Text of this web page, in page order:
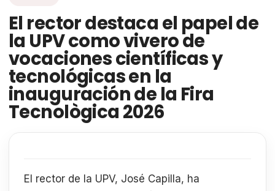
El rector destaca el papel de
la UPV como vivero de
vocaciones científicas y
tecnológicas en la
inauguración de la Fira
Tecnològica 2026
El rector de la UPV, José Capilla, ha